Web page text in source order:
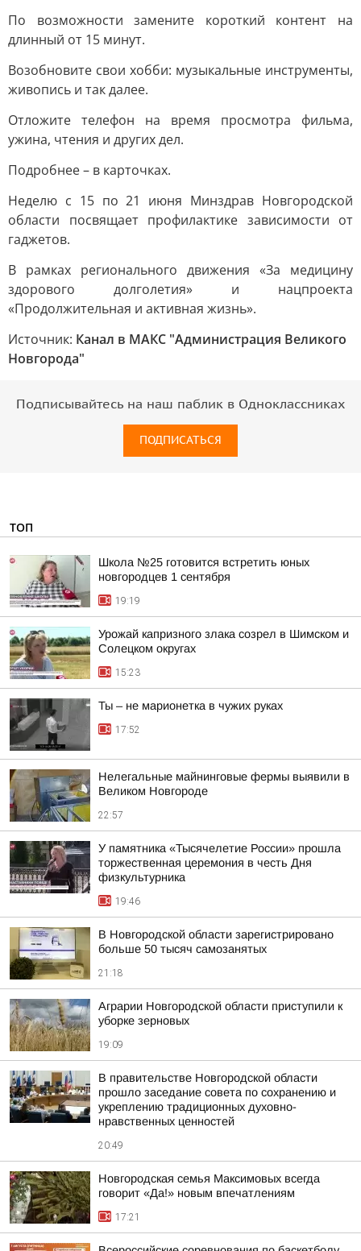
По возможности замените короткий контент на
длинный от 15 минут.
Возобновите свои хобби: музыкальные инструменты,
живопись и так далее.
Отложите телефон на время просмотра фильма,
ужина, чтения и других дел.
Подробнее – в карточках.
Неделю с 15 по 21 июня Минздрав Новгородской
области посвящает профилактике зависимости от
гаджетов.
В рамках регионального движения «За медицину
здорового долголетия» и нацпроекта
«Продолжительная и активная жизнь».
Источник: Канал в МАКС "Администрация Великого
Новгорода"
Подписывайтесь на наш паблик в Одноклассниках
ПОДПИСАТЬСЯ
ТОП
Школа №25 готовится встретить юных
новгородцев 1 сентября
19:19
Урожай капризного злака созрел в Шимском и
Солецком округах
15:23
Ты – не марионетка в чужих руках
17:52
Нелегальные майнинговые фермы выявили в
Великом Новгороде
22:57
У памятника «Тысячелетие России» прошла
торжественная церемония в честь Дня
физкультурника
19:46
В Новгородской области зарегистрировано
больше 50 тысяч самозанятых
21:18
Аграрии Новгородской области приступили к
уборке зерновых
19:09
В правительстве Новгородской области
прошло заседание совета по сохранению и
укреплению традиционных духовно-
нравственных ценностей
20:49
Новгородская семья Максимовых всегда
говорит «Да!» новым впечатлениям
17:21